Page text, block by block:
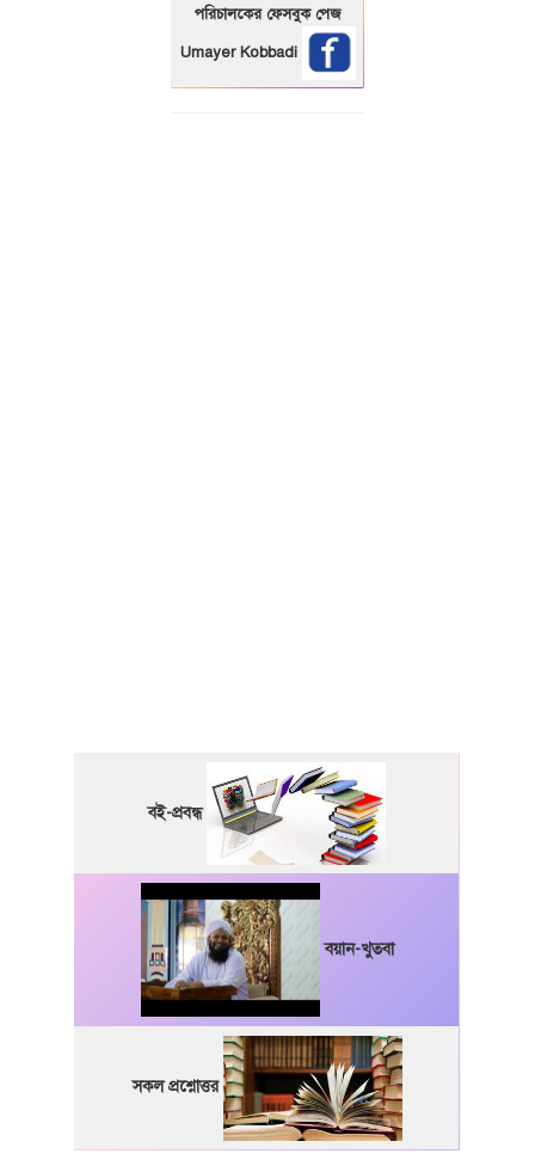
পরিচালকের ফেসবুক পেজ
Umayer Kobbadi
বই-প্রবন্ধ
বয়ান-খুতবা
সকল প্রশ্নোত্তর